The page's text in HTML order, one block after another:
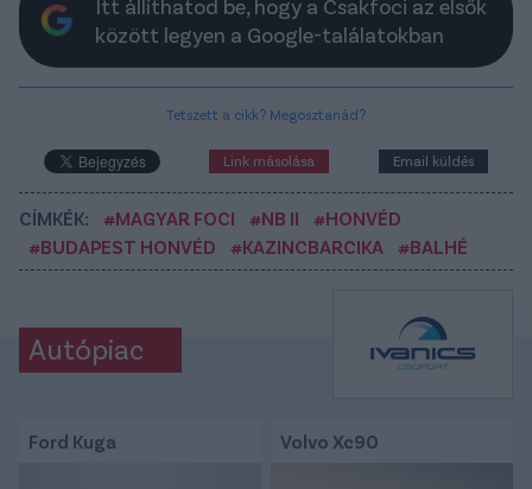
Itt állíthatod be, hogy a Csakfoci az elsők
között legyen a Google-találatokban
Tetszett a cikk? Megosztanád?
Link másolása Email küldés
CÍMKÉK: #MAGYAR FOCI #NB II
#HONVÉD
#BUDAPEST HONVÉD
#KAZINCBARCIKA #BALHÉ
Autópiac
Ford Kuga Volvo Xc90